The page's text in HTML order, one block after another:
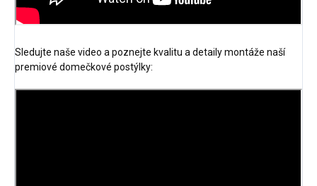
Sledujte naše video a poznejte kvalitu a detaily montáže naší
premiové domečkové postýlky: